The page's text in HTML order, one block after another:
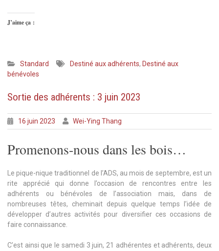
J’aime ça :
Standard Destiné aux adhérents, Destiné aux
bénévoles
Sortie des adhérents : 3 juin 2023
16 juin 2023 Wei-Ying Thang
Promenons-nous dans les bois…
Le pique-nique traditionnel de l’ADS, au mois de septembre, est un
rite apprécié qui donne l’occasion de rencontres entre les
adhérents ou bénévoles de l’association mais, dans de
nombreuses têtes, cheminait depuis quelque temps l’idée de
développer d’autres activités pour diversifier ces occasions de
faire connaissance.
C’est ainsi que le samedi 3 juin, 21 adhérentes et adhérents, deux